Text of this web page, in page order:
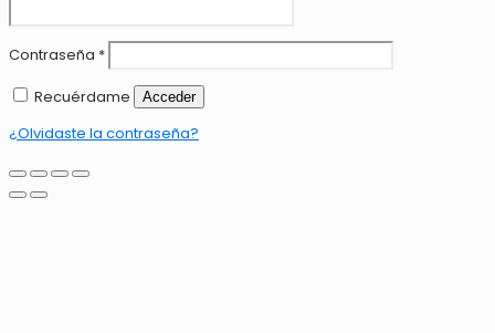
Contraseña *
Recuérdame
Acceder
¿Olvidaste la contraseña?